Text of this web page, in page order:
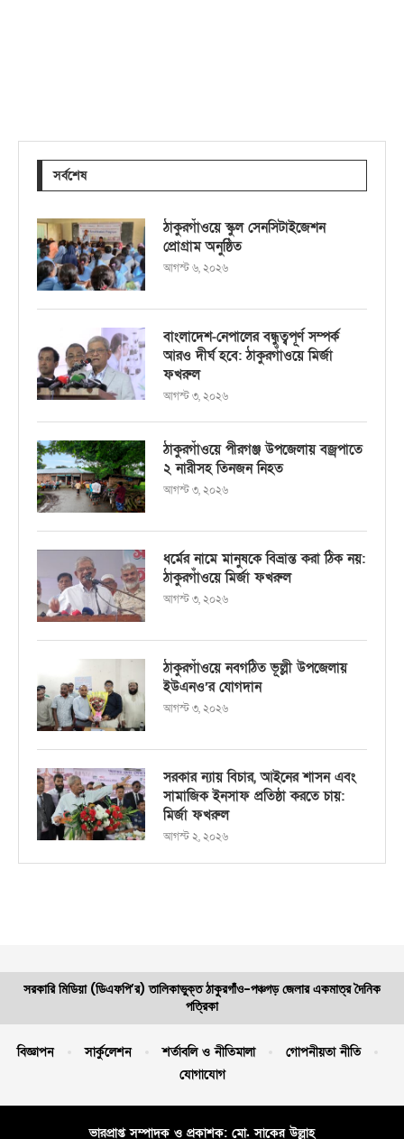
সর্বশেষ
ঠাকুরগাঁওয়ে স্কুল সেনসিটাইজেশন
প্রোগ্রাম অনুষ্ঠিত
আগস্ট ৬, ২০২৬
বাংলাদেশ-নেপালের বন্ধুত্বপূর্ণ সম্পর্ক
আরও দীর্ঘ হবে: ঠাকুরগাঁওয়ে মির্জা
ফখরুল
আগস্ট ৩, ২০২৬
ঠাকুরগাঁওয়ে পীরগঞ্জ উপজেলায় বজ্রপাতে
২ নারীসহ তিনজন নিহত
আগস্ট ৩, ২০২৬
ধর্মের নামে মানুষকে বিভ্রান্ত করা ঠিক নয়:
ঠাকুরগাঁওয়ে মির্জা ফখরুল
আগস্ট ৩, ২০২৬
ঠাকুরগাঁওয়ে নবগঠিত ভূল্লী উপজেলায়
ইউএনও’র যোগদান
আগস্ট ৩, ২০২৬
সরকার ন্যায় বিচার, আইনের শাসন এবং
সামাজিক ইনসাফ প্রতিষ্ঠা করতে চায়:
মির্জা ফখরুল
আগস্ট ২, ২০২৬
সরকারি মিডিয়া (ডিএফপি’র) তালিকাভুক্ত ঠাকুরগাঁও-পঞ্চগড় জেলার একমাত্র দৈনিক
পত্রিকা
বিজ্ঞাপন সার্কুলেশন শর্তাবলি ও নীতিমালা
গোপনীয়তা নীতি
যোগাযোগ
ভারপ্রাপ্ত সম্পাদক ও প্রকাশক: মো. সাকের উল্লাহ